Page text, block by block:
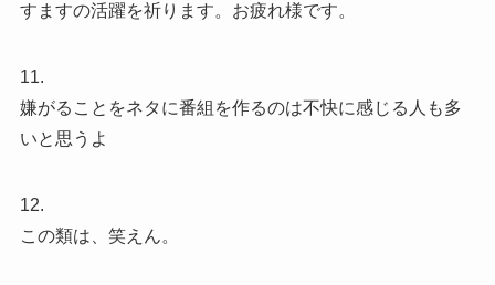
すますの活躍を祈ります。お疲れ様です。
11.
嫌がることをネタに番組を作るのは不快に感じる人も多
いと思うよ
12.
この類は、笑えん。